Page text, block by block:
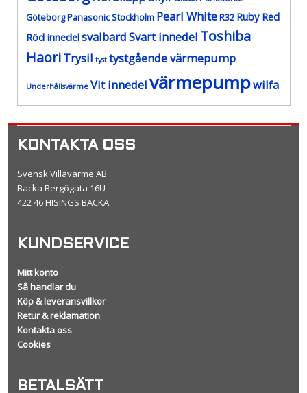
GöteborgPanasonic Stockholm Pearl WhiteR32 Ruby Red
Röd innedelsvalbardSvart innedel Toshiba
HaoriTrysil tyst tystgående värmepump
Underhållsvärme Vit innedelvärmepumpwilfa
KONTAKTA OSS
Svensk Villavärme AB
Backa Bergögata 16U
422 46 HISINGS BACKA
KUNDSERVICE
Mitt konto
Så handlar du
Köp & leveransvillkor
Retur & reklamation
Kontakta oss
Cookies
BETALSÄTT